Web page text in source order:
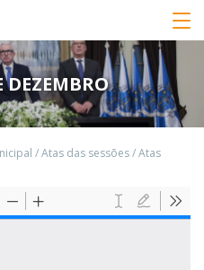
DEZEMBRO
/Atas das sessões/Atas